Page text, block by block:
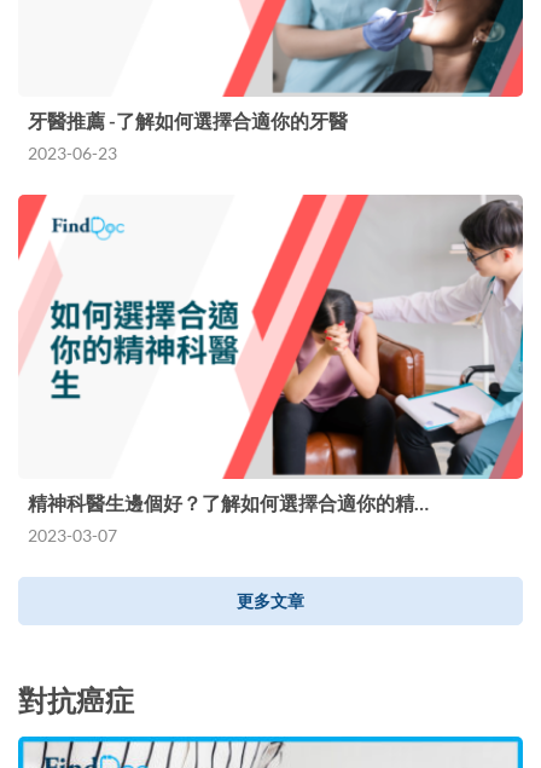
牙醫推薦 -了解如何選擇合適你的牙醫
2023-06-23
精神科醫生邊個好？了解如何選擇合適你的精…
2023-03-07
更多文章
對抗癌症